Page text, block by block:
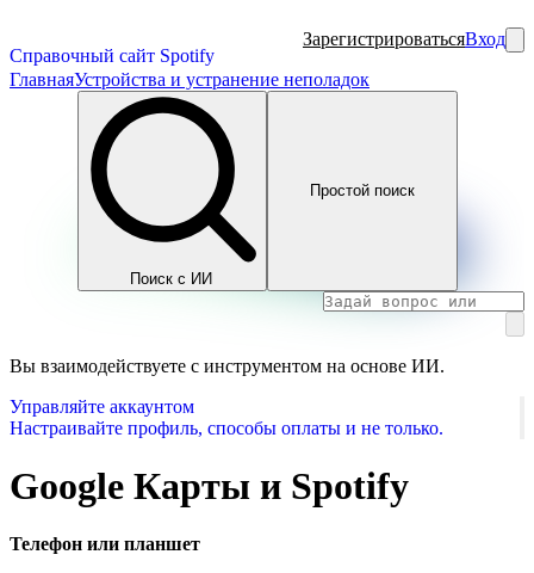
Справочный сайт Spotify
ЗарегистрироватьсяВход
ГлавнаяУстройства и устранение неполадок
Поиск с ИИ
Простой поиск
Вы взаимодействуете с инструментом на основе ИИ.
Управляйте аккаунтом
Настраивайте профиль, способы оплаты и не только.
Google Карты и Spotify
Телефон или планшет